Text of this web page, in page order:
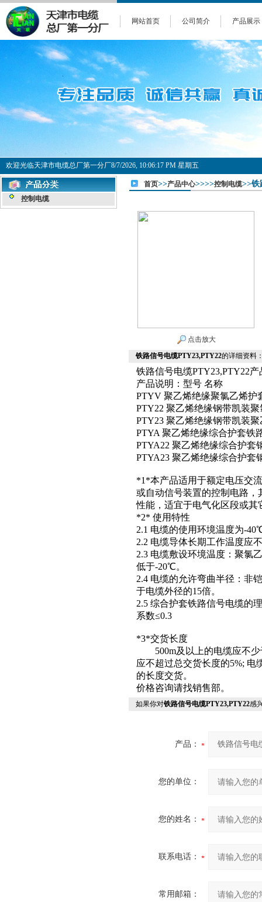
网站首页 公司简介 产品展示
欢迎光临天津市电缆总厂第一分厂8/7/2026, 10:06:17 PM 星期五
控制电缆
首页>>产品中心>>>>控制电缆>>铁
点击放大
铁路信号电缆PTY23,PTY22的详细资料
铁路信号电缆PTY23,PTY22
产品说明：型号 名称
PTYV 聚乙烯绝缘聚氯乙烯护
PTY22 聚乙烯绝缘钢带凯装
PTY23 聚乙烯绝缘钢带凯装
PTYA 聚乙烯绝缘综合护套铁
PTYA22 聚乙烯绝缘综合护套
PTYA23 聚乙烯绝缘综合护套
*1*本产品适用于额定电压交
或自动信号装置的控制电路
性能，适宜于电气化区段或
*2* 使用特性
2.1 电缆的使用环境温度为-
2.2 电缆导体长期工作温度应
2.3 电缆敷设环境温度：聚氯
低于-20℃。
2.4 电缆的允许弯曲半径：非
于电缆外径的15倍。
2.5 综合护套铁路信号电缆的
系数≤0.3
*3*交货长度
500m及以上的电缆应不少
应不超过总交货长度的5%; 电
的长度交货。
价格咨询请找销售部。
如果你对铁路信号电缆PTY23,PTY22感
产品：
您的单位：
您的姓名：
联系电话：
常用邮箱：